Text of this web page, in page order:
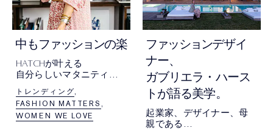
娠中もファッションの楽しみを！
HATCHが叶える
自分らしいマタニティス
世界中の母親たちに愛さ
れる
マタニティブランドの舞
トレンディング
FASHION MATTERS
WOMEN WE LOVE
ファッションデザイ
ナー、
ガブリエラ・ハース
トが語る美学。
起業家、デザイナー、母
親である